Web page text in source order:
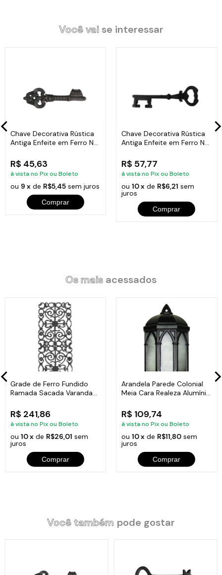
Comprimento 26cm.
Largura: 7,5cm.
Espessura 1cm.
Itens Inclusos:
01 Chave Decorativa Rústica Antiga Enfeite em Ferro Nº 01 26cm.
Você vaise interessar
Chave Decorativa Rústica
Antiga Enfeite em Ferro Nº
R$ 45,63
à vista no Pix ou Boleto
ou 9 xde R$5,45sem juros
Comprar
Chave Decorativa Rústica
Antiga Enfeite em Ferro Nº
R$ 57,77
à vista no Pix ou Boleto
ou 10 xde R$6,21 sem
juros
Comprar
Os mais acessados
Grade de Ferro Fundido
Ramada Sacada Varanda
R$ 241,86
à vista no Pix ou Boleto
ou 10 xde R$26,01 sem
juros
Comprar
Arandela Parede Colonial
Meia Cara Realeza Alumínio
R$ 109,74
à vista no Pix ou Boleto
ou 10 xde R$11,80sem
juros
Comprar
Você também pode gostar